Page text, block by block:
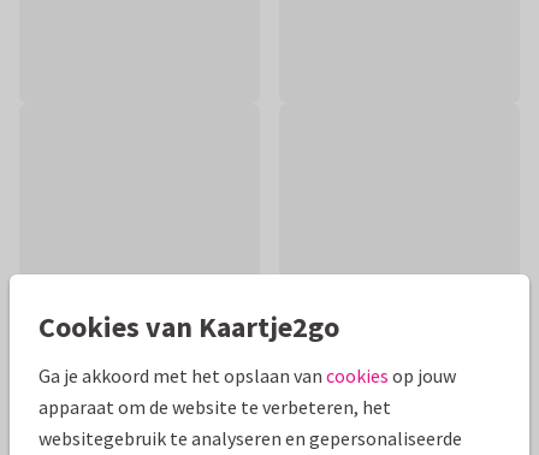
Productinformatie
Cookies van Kaartje2go
Ga je akkoord met het opslaan van cookies op jouw
apparaat om de website te verbeteren, het
websitegebruik te analyseren en gepersonaliseerde